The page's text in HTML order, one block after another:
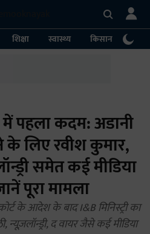
शिक्षा स्वास्थ्य किसान
पहला कदम: अडानी
के लिए रवीश कुमार,
समेत कई मीडिया
पूरा मामला
के आदेश के बाद I&B मिनिस्ट्री का
न्यूज़लॉन्ड्री, द वायर जैसे कई मीडिया